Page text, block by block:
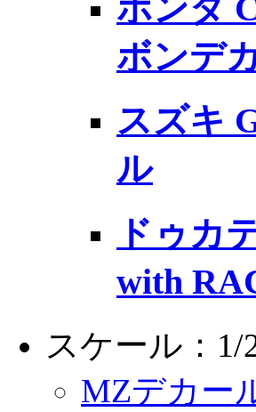
ホンダ
ボンデ
スズキ
ル
ドゥカ
with
スケール：1/
MZデカー